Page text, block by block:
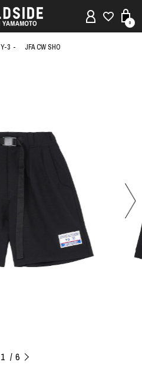
0
Y-3 JFA CW SHO
1 6